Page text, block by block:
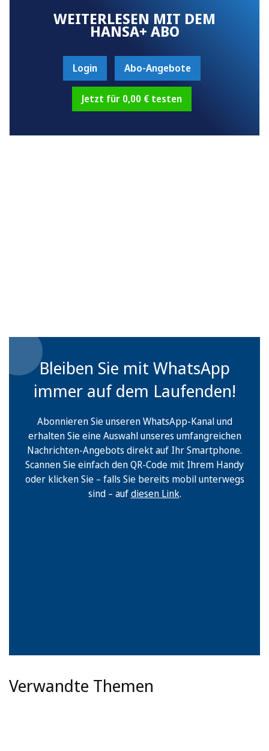
WEITERLESEN MIT DEM
HANSA+ ABO
Login Abo-Angebote
Jetzt für 0,00 € testen
Bleiben Sie mit WhatsApp
immer auf dem Laufenden!
Abonnieren Sie unseren WhatsApp-Kanal und
erhalten Sie eine Auswahl unseres umfangreichen
Nachrichten-Angebots direkt auf Ihr Smartphone.
Scannen Sie einfach den QR-Code mit Ihrem Handy
oder klicken Sie – falls Sie bereits mobil unterwegs
sind – aufdiesen Link.
Verwandte Themen